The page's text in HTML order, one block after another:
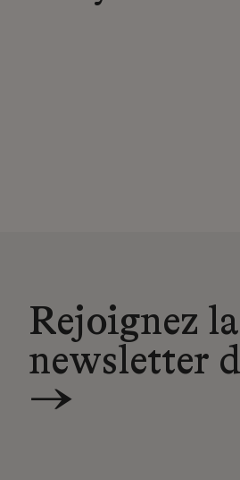
Rejoignez la
newsletter
→